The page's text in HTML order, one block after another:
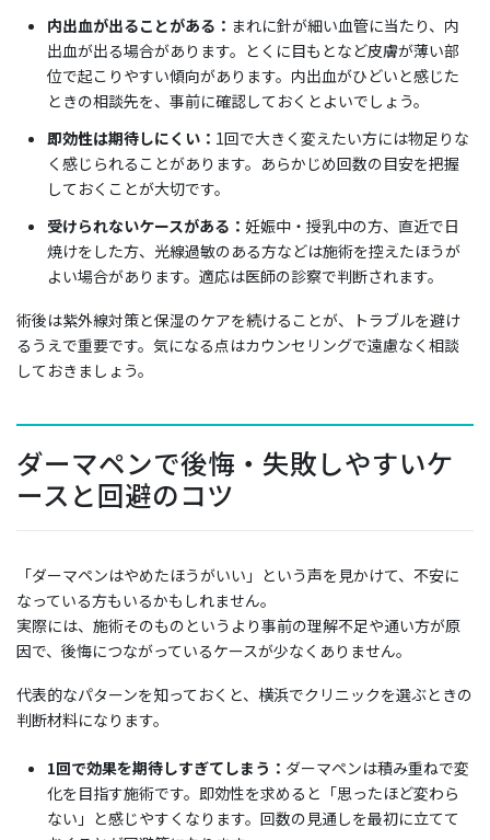
内出血が出ることがある： まれに針が細い血管に当たり、内
出血が出る場合があります。とくに目もとなど皮膚が薄い部
位で起こりやすい傾向があります。内出血がひどいと感じた
ときの相談先を、事前に確認しておくとよいでしょう。
即効性は期待しにくい： 1回で大きく変えたい方には物足りな
く感じられることがあります。あらかじめ回数の目安を把握
しておくことが大切です。
受けられないケースがある： 妊娠中・授乳中の方、直近で日
焼けをした方、光線過敏のある方などは施術を控えたほうが
よい場合があります。適応は医師の診察で判断されます。
術後は紫外線対策と保湿のケアを続けることが、トラブルを避け
るうえで重要です。気になる点はカウンセリングで遠慮なく相談
しておきましょう。
ダーマペンで後悔・失敗しやすいケ
ースと回避のコツ
「ダーマペンはやめたほうがいい」という声を見かけて、不安に
なっている方もいるかもしれません。
実際には、施術そのものというより事前の理解不足や通い方が原
因で、後悔につながっているケースが少なくありません。
代表的なパターンを知っておくと、横浜でクリニックを選ぶときの
判断材料になります。
1回で効果を期待しすぎてしまう： ダーマペンは積み重ねで変
化を目指す施術です。即効性を求めると「思ったほど変わら
ない」と感じやすくなります。回数の見通しを最初に立てて